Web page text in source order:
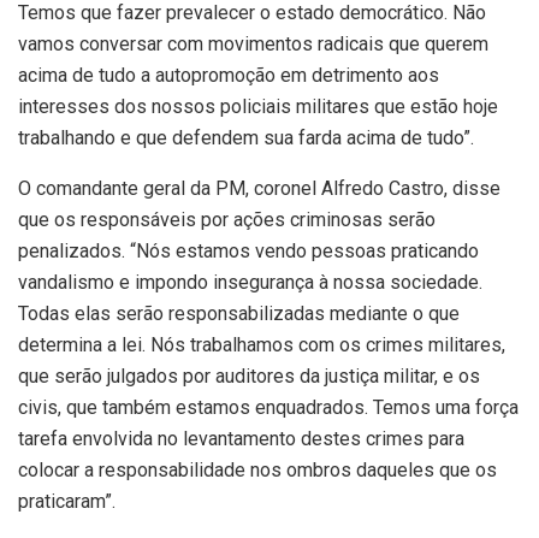
Temos que fazer prevalecer o estado democrático. Não
vamos conversar com movimentos radicais que querem
acima de tudo a autopromoção em detrimento aos
interesses dos nossos policiais militares que estão hoje
trabalhando e que defendem sua farda acima de tudo”.
O comandante geral da PM, coronel Alfredo Castro, disse
que os responsáveis por ações criminosas serão
penalizados. “Nós estamos vendo pessoas praticando
vandalismo e impondo insegurança à nossa sociedade.
Todas elas serão responsabilizadas mediante o que
determina a lei. Nós trabalhamos com os crimes militares,
que serão julgados por auditores da justiça militar, e os
civis, que também estamos enquadrados. Temos uma força
tarefa envolvida no levantamento destes crimes para
colocar a responsabilidade nos ombros daqueles que os
praticaram”.